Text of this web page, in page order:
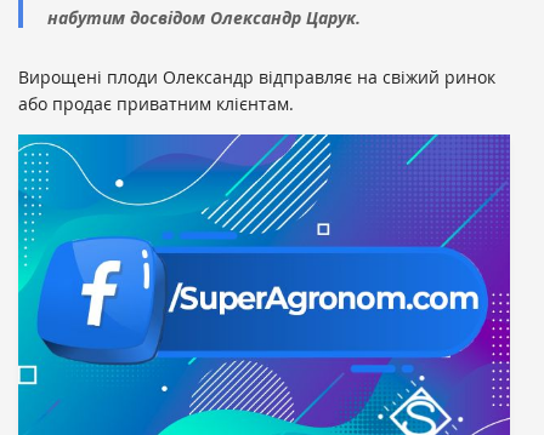
набутим досвідом Олександр Царук.
Вирощені плоди Олександр відправляє на свіжий ринок
або продає приватним клієнтам.